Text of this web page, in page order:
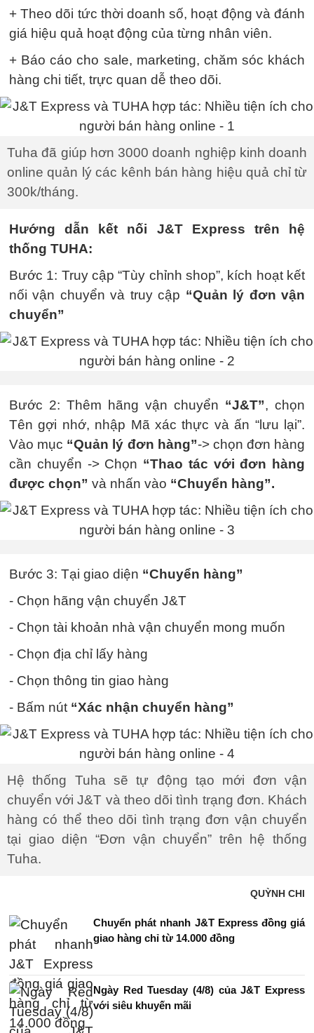
+ Theo dõi tức thời doanh số, hoạt động và đánh
giá hiệu quả hoạt động của từng nhân viên.
+ Báo cáo cho sale, marketing, chăm sóc khách
hàng chi tiết, trực quan dễ theo dõi.
Tuha đã giúp hơn 3000 doanh nghiệp kinh doanh
online quản lý các kênh bán hàng hiệu quả chỉ từ
300k/tháng.
Hướng dẫn kết nối J&T Express trên hệ
thống TUHA:
Bước 1: Truy cập “Tùy chỉnh shop”, kích hoạt kết
nối vận chuyển và truy cập “Quản lý đơn vận
chuyển”
Bước 2: Thêm hãng vận chuyển “J&T”, chọn
Tên gợi nhớ, nhập Mã xác thực và ấn “lưu lại”.
Vào mục “Quản lý đơn hàng”-> chọn đơn hàng
cần chuyển -> Chọn “Thao tác với đơn hàng
được chọn” và nhấn vào “Chuyển hàng”.
Bước 3: Tại giao diện “Chuyển hàng”
- Chọn hãng vận chuyển J&T
- Chọn tài khoản nhà vận chuyển mong muốn
- Chọn địa chỉ lấy hàng
- Chọn thông tin giao hàng
- Bấm nút “Xác nhận chuyển hàng”
Hệ thống Tuha sẽ tự động tạo mới đơn vận
chuyển với J&T và theo dõi tình trạng đơn. Khách
hàng có thể theo dõi tình trạng đơn vận chuyển
tại giao diện “Đơn vận chuyển” trên hệ thống
Tuha.
QUỲNH CHI
Chuyển phát nhanh J&T Express đồng giá
giao hàng chỉ từ 14.000 đồng
Ngày Red Tuesday (4/8) của J&T Express
với siêu khuyến mãi